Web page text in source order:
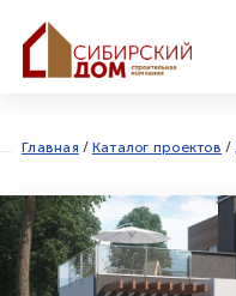
Главная / Каталог проектов /